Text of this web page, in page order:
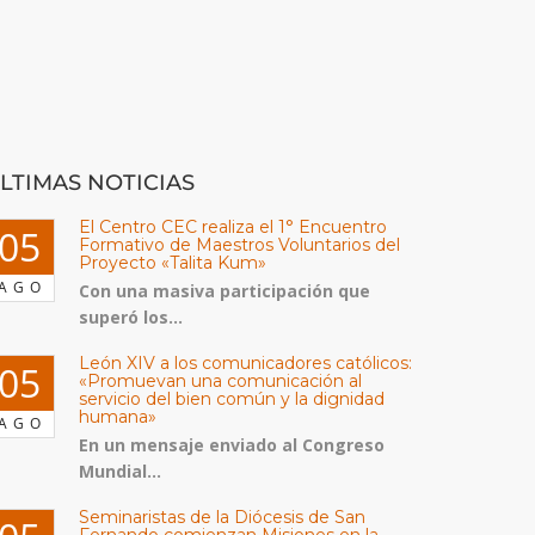
NOTICIAS
El Centro CEC realiza el 1° Encuentro
Formativo de Maestros Voluntarios del
Proyecto «Talita Kum»
Con una masiva participación que
superó los...
León XIV a los comunicadores católicos:
«Promuevan una comunicación al
servicio del bien común y la dignidad
humana»
En un mensaje enviado al Congreso
Mundial...
Seminaristas de la Diócesis de San